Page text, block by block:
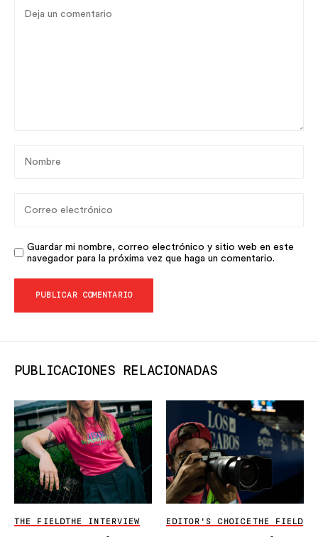
Guardar mi nombre, correo electrónico y sitio web en este
navegador para la próxima vez que haga un comentario.
PUBLICACIONES RELACIONADAS
THE FIELDTHE INTERVIEW EDITOR'S CHOICE THE FIELD